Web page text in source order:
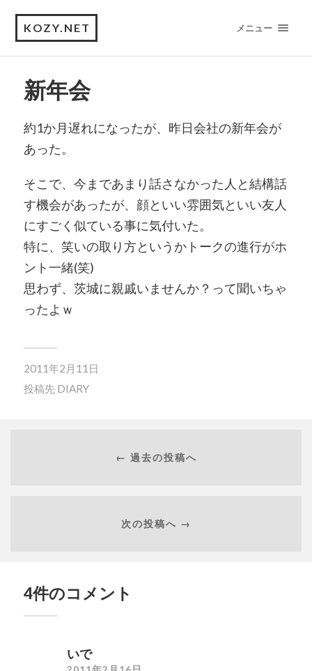
KOZY.NET メニュー
新年会
約1か月遅れになったが、昨日会社の新年会が
あった。
そこで、今まであまり話さなかった人と結構話
す機会があったが、顔といい雰囲気といい友人
にすごく似ている事に気付いた。
特に、笑いの取り方というかトークの進行がホ
ント一緒(笑)
思わず、茨城に親戚いませんか？って聞いちゃ
ったよｗ
2011年2月11日
投稿先 DIARY
← 過去の投稿へ
次の投稿へ →
4件のコメント
いで